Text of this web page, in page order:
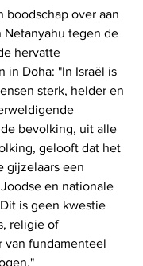
boodschap over aan
Netanyahu tegen de
hervatte
in Doha: "In Israël is
sterk, helder en
bevolking, uit alle
gelooft dat het
gijzelaars een
en nationale
is geen kwestie
religie of
van fundamenteel